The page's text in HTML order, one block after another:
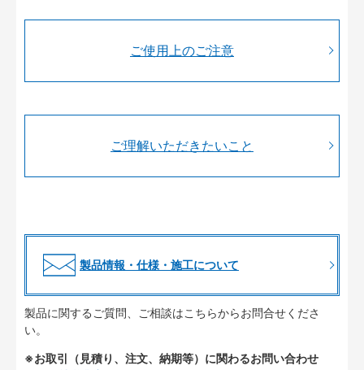
ご使用上のご注意
ご理解いただきたいこと
製品情報・仕様・施工について
製品に関するご質問、ご相談はこちらからお問合せくださ
い。
※お取引（見積り、注文、納期等）に関わるお問い合わせ